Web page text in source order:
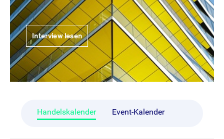
Interview lesen
Handelskalender Event-Kalender